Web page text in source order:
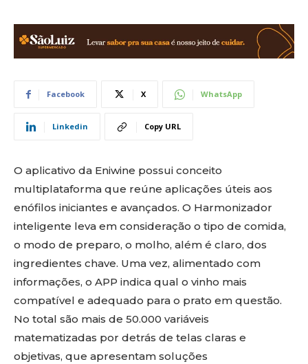
Facebook X WhatsApp
Linkedin Copy URL
O aplicativo da Eniwine possui conceito
multiplataforma que reúne aplicações úteis aos
enófilos iniciantes e avançados. O Harmonizador
inteligente leva em consideração o tipo de comida,
o modo de preparo, o molho, além é claro, dos
ingredientes chave. Uma vez, alimentado com
informações, o APP indica qual o vinho mais
compatível e adequado para o prato em questão.
No total são mais de 50.000 variáveis
matematizadas por detrás de telas claras e
objetivas, que apresentam soluções